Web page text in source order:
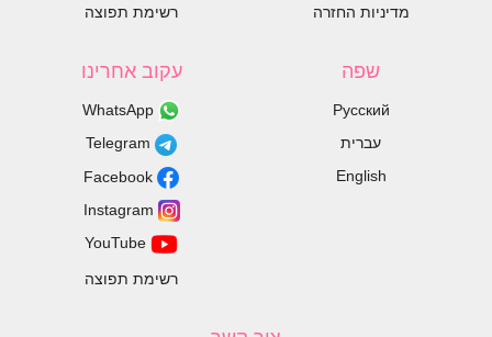
מדיניות החזרה
רשימת תפוצה
שפה
Русский
עברית
English
עקוב אחרינו
רשימת תפוצה